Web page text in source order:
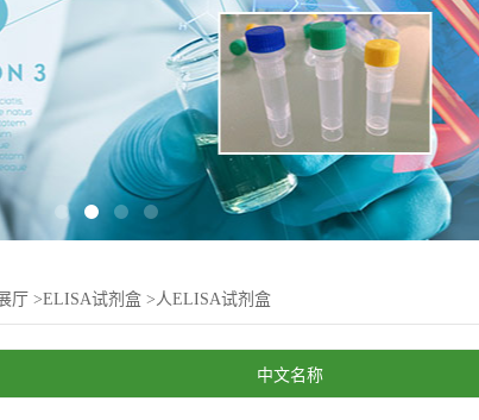
厅 >ELISA试剂盒 >人ELISA试剂盒
中文名称